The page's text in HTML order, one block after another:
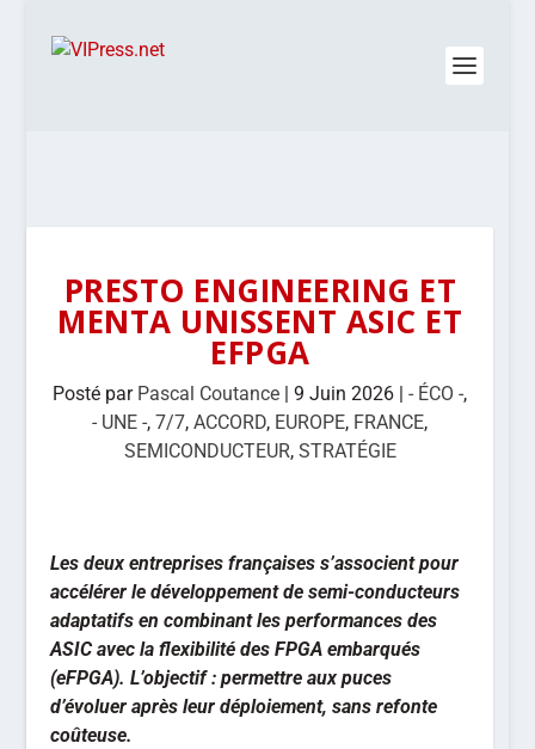
PRESTO ENGINEERING ET
MENTA UNISSENT ASIC ET
EFPGA
Posté par Pascal Coutance |9 Juin 2026 |- ÉCO -,
- UNE -,7/7,ACCORD, EUROPE, FRANCE,
SEMICONDUCTEUR, STRATÉGIE
Les deux entreprises françaises s’associent pour
accélérer le développement de semi-conducteurs
adaptatifs en combinant les performances des
ASIC avec la flexibilité des FPGA embarqués
(eFPGA). L’objectif : permettre aux puces
d’évoluer après leur déploiement, sans refonte
coûteuse.